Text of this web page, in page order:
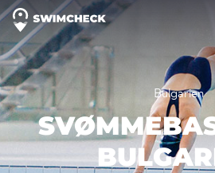
Bulgarien